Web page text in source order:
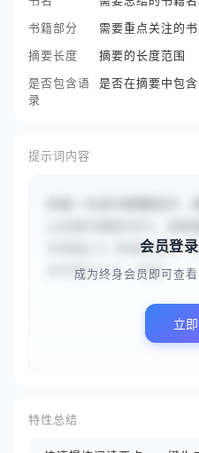
书籍部分
需要重点关注的
摘要长度
摘要的长度范围
是否包含语
录
是否在摘要中包
提示词内容
年孤独}}》和指定部分
多的建立}}”，快速...
会员登
成为终身会员即可查
立
特性总结